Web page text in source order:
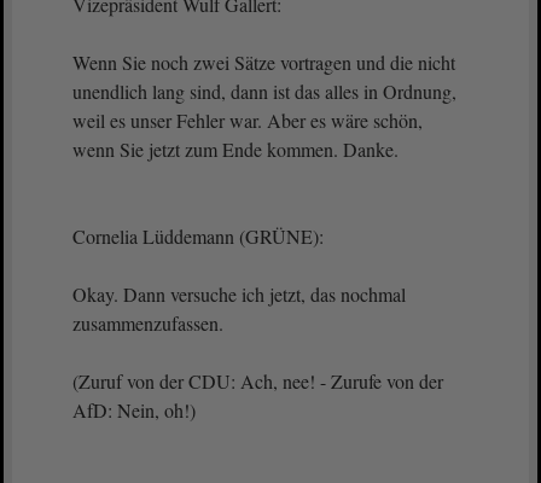
Wenn Sie noch zwei Sätze vortragen und die nicht
unendlich lang sind, dann ist das alles in Ordnung,
weil es unser Fehler war. Aber es wäre schön,
wenn Sie jetzt zum Ende kommen. Danke.
Cornelia Lüddemann (GRÜNE):
Okay. Dann versuche ich jetzt, das nochmal
zusammenzufassen.
(Zuruf von der CDU: Ach, nee! - Zurufe von der
AfD: Nein, oh!)